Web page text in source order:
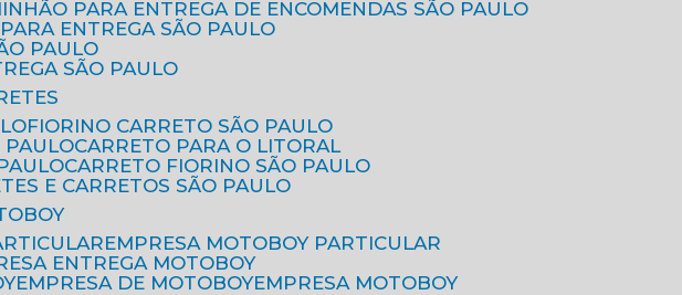
PARA ENTREGA DE ENCOMENDAS SÃO PAULO
ENTREGA SÃO PAULO
PAULO
SÃO PAULO
FIORINO CARRETO SÃO PAULO
PAULO
CARRETO PARA O LITORAL
CARRETO FIORINO SÃO PAULO
E CARRETOS SÃO PAULO
EMPRESA MOTOBOY PARTICULAR
ENTREGA MOTOBOY
EMPRESA DE MOTOBOY
EMPRESA MOTOBOY